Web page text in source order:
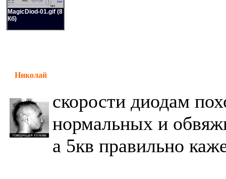
MagicDiod-01.gif (8
Кб)
Николай
скорости диодам
нормальных и
а 5кв правильно